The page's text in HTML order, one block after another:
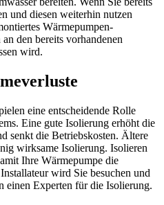
und diesen weiterhin nutzen
Wärmepumpen-
den bereits vorhandenen
wird.
eine entscheidende Rolle
Eine gute Isolierung erhöht die
senkt die Betriebskosten. Ältere
wirksame Isolierung. Isolieren
Ihre Wärmepumpe die
wird Sie besuchen und
einen Experten für die Isolierung.